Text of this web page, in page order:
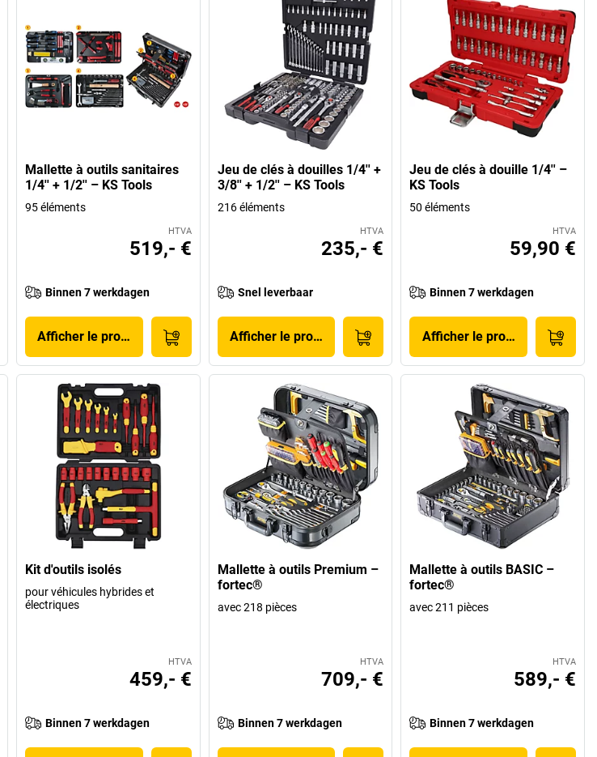
Mallette à outils sanitaires
1/4'' + 1/2'' – KS Tools
95 éléments
HTVA
519,- €
Binnen 7 werkdagen
Afficher le produit
Jeu de clés à douilles 1/4'' +
3/8'' + 1/2'' – KS Tools
216 éléments
HTVA
235,- €
Snel leverbaar
Afficher le produit
Jeu de clés à douille 1/4'' –
KS Tools
50 éléments
HTVA
59,90 €
Binnen 7 werkdagen
Afficher le produit
Kit d'outils isolés
pour véhicules hybrides et
électriques
HTVA
459,- €
Binnen 7 werkdagen
Mallette à outils Premium –
fortec®
avec 218 pièces
HTVA
709,- €
Binnen 7 werkdagen
Mallette à outils BASIC –
fortec®
avec 211 pièces
HTVA
589,- €
Binnen 7 werkdagen